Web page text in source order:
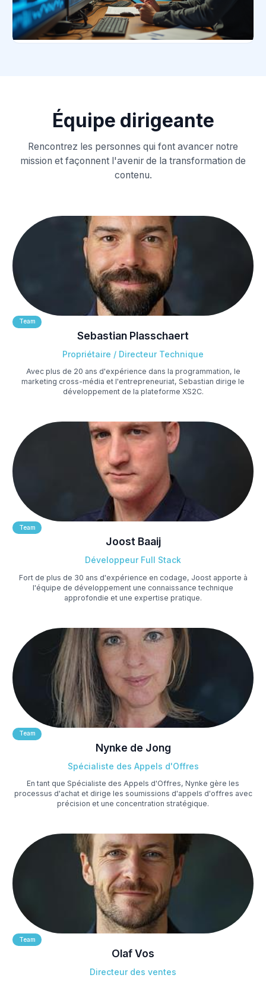
Équipe dirigeante
Rencontrez les personnes qui font avancer notre
mission et façonnent l'avenir de la transformation de
contenu.
Team
Sebastian Plasschaert
Propriétaire / Directeur Technique
Avec plus de 20 ans d'expérience dans la programmation, le
marketing cross-média et l'entrepreneuriat, Sebastian dirige le
développement de la plateforme XS2C.
Team
Joost Baaij
Développeur Full Stack
Fort de plus de 30 ans d'expérience en codage, Joost apporte à
l'équipe de développement une connaissance technique
approfondie et une expertise pratique.
Team
Nynke de Jong
Spécialiste des Appels d'Offres
En tant que Spécialiste des Appels d'Offres, Nynke gère les
processus d'achat et dirige les soumissions d'appels d'offres avec
précision et une concentration stratégique.
Team
Olaf Vos
Directeur des ventes